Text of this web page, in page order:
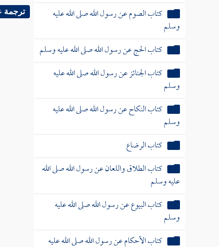
كتاب الصوم عن رسول الله صلى الله عليه
وسلم
كتاب الحج عن رسول الله صلى الله عليه وسلم
كتاب الجنائز عن رسول الله صلى الله عليه
وسلم
كتاب النكاح عن رسول الله صلى الله عليه
وسلم
كتاب الرضاع
كتاب الطلاق واللعان عن رسول الله صلى الله
عليه وسلم
كتاب البيوع عن رسول الله صلى الله عليه
وسلم
كتاب الأحكام عن رسول الله صلى الله عليه
ترجمة